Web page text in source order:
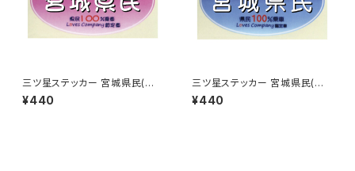
三ツ星ステッカー 宮城県民(ピ
ンク)
¥440
三ツ星ステッカー 宮城県民(ブ
ルー)
¥440